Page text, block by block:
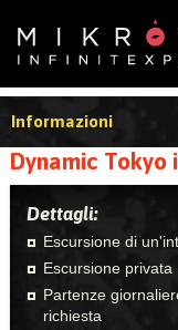
Informazioni
Dynamic Tokyo
Dettagli:
Escursione di
Escursione privata
Partenze
richiesta